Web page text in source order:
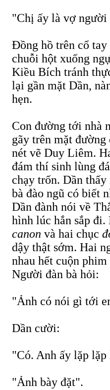
"Chị ấy là vợ người
Đồng hồ trên cổ
chuỗi hột xuống
Kiều Bích tránh
lại gần mặt Dần,
hẹn.
Con đường tới nhà
gãy trên mặt đường
nét vẽ Duy Liêm.
đám thí sinh lùng
chạy trốn. Dần
bà đào ngũ có biết
Dần đành nói về
hình lúc hắn sắp
canon và hai chục
dậy thật sớm. Hai
nhau hết cuộn
Người đàn bà hỏi:
"Ảnh có nói gì tới
Dần cười:
"Có. Anh ấy lặp
"Ảnh bày đặt".